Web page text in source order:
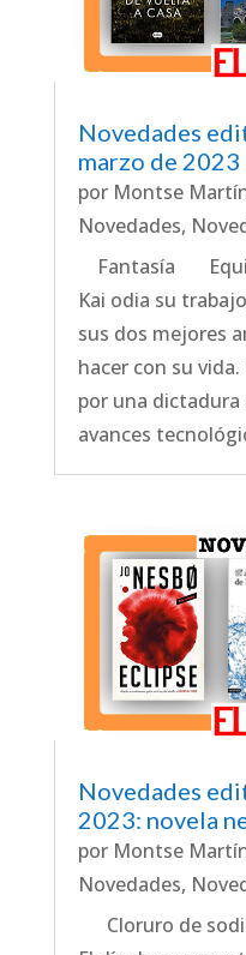
Novedades
marzo de 2023
por Montse
Novedades,
Fantasía
Kai odia su
sus dos mejores
hacer con su
por una dictadura
avances
Novedades
2023: novela
por Montse
Novedades,
Cloruro de